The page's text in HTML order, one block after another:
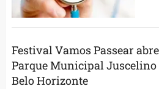
Festival Vamos Passear
Parque Municipal
Belo Horizonte